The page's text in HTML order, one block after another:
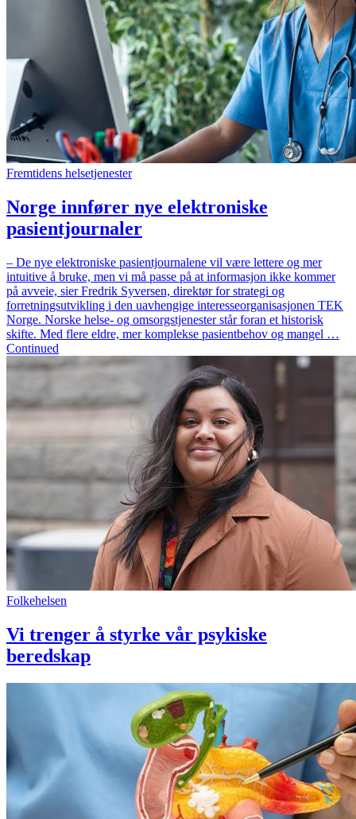
Fremtidens helsetjenester
Norge innfører nye elektroniske
pasientjournaler
– De nye elektroniske pasientjournalene vil være lettere og mer
intuitive å bruke, men vi må passe på at informasjon ikke kommer
på avveie, sier Fredrik Syversen, direktør for strategi og
forretningsutvikling i den uavhengige interesseorganisasjonen TEK
Norge. Norske helse- og omsorgstjenester står foran et historisk
skifte. Med flere eldre, mer komplekse pasientbehov og mangel …
Continued
Folkehelsen
Vi trenger å styrke vår psykiske
beredskap